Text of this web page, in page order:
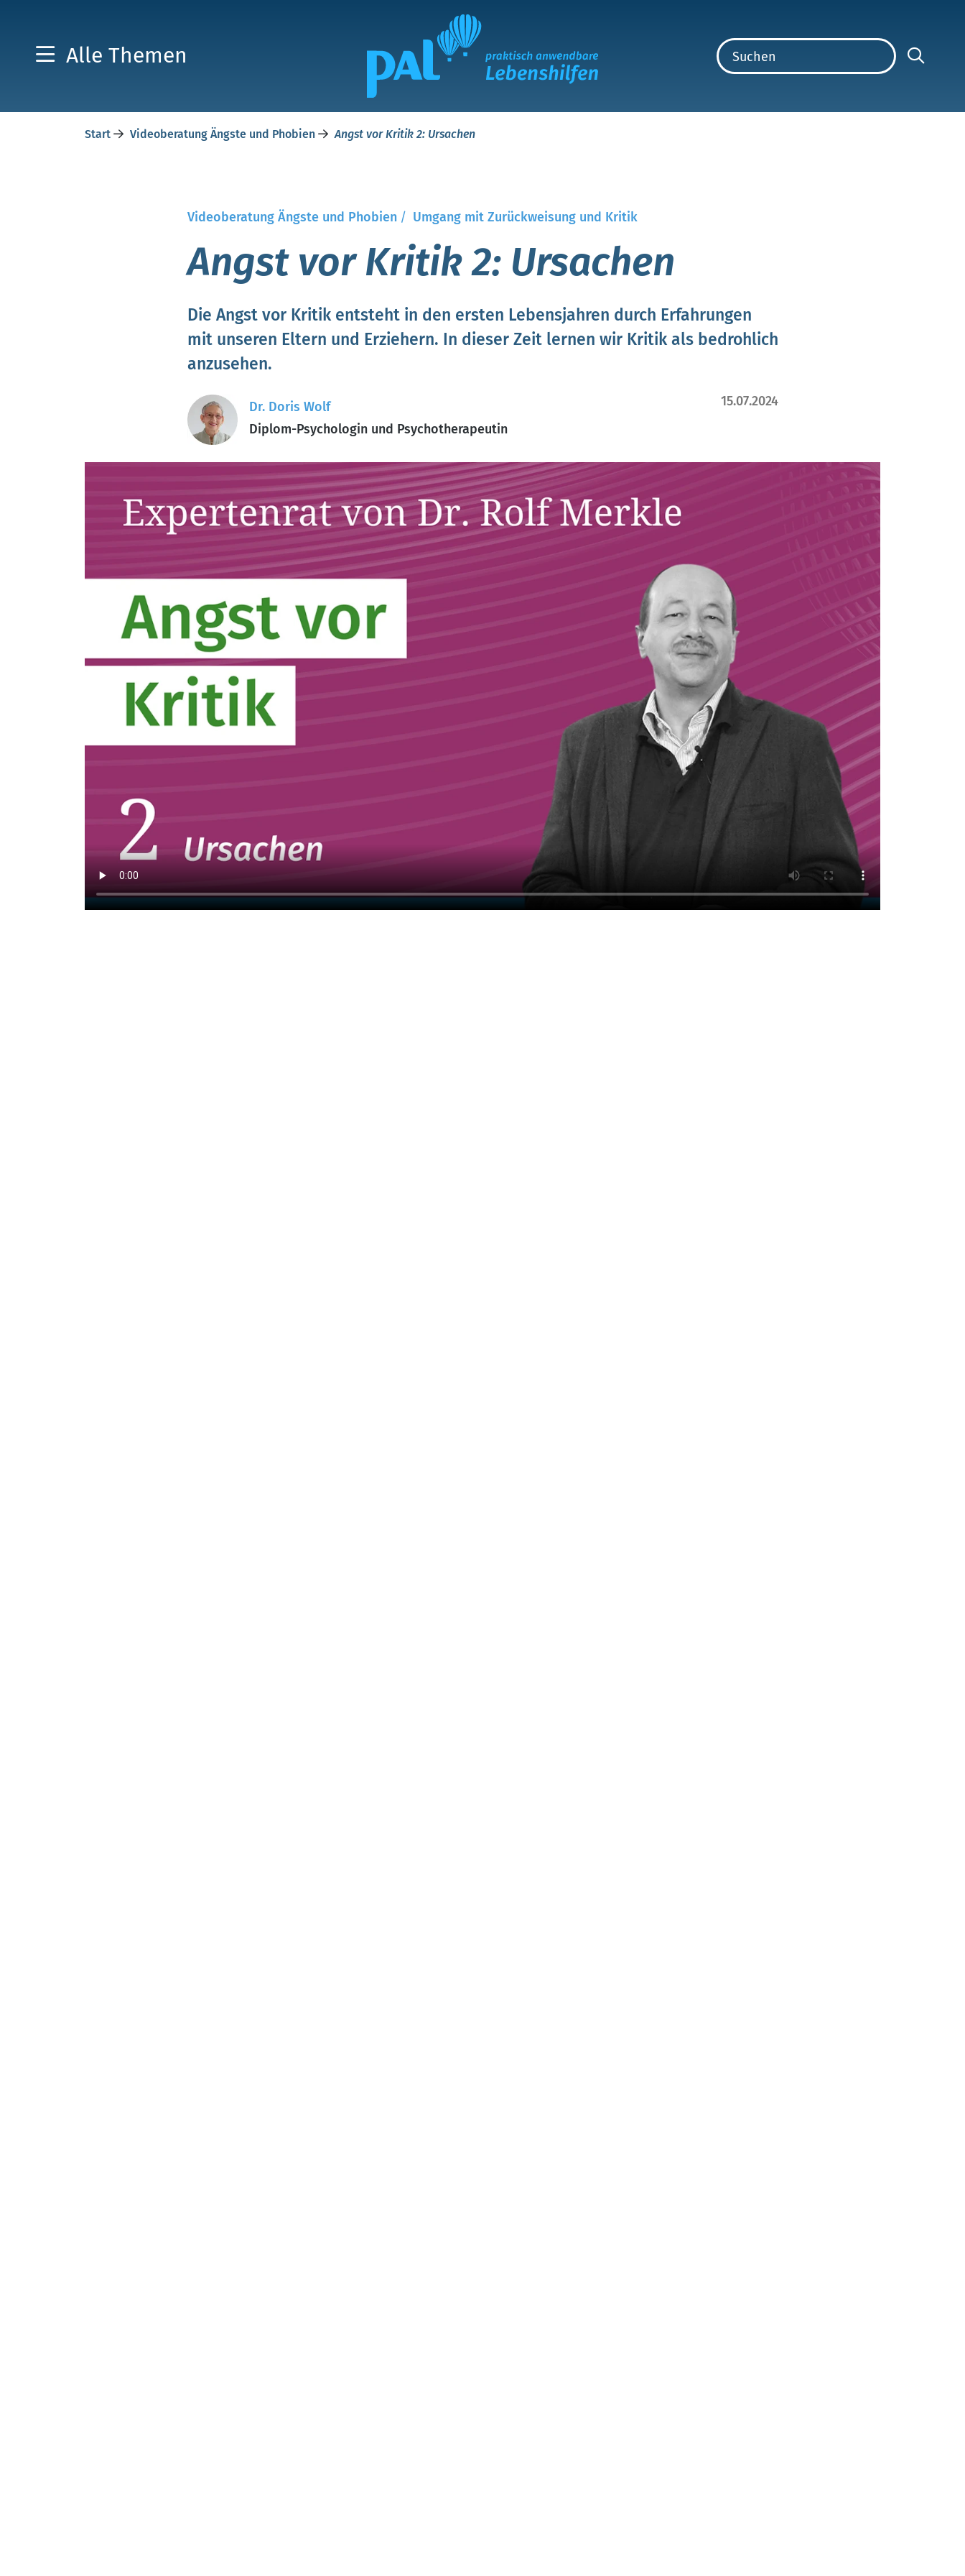
Alle Themen
Start Videoberatung Ängste und Phobien Angst vor Kritik 2: Ursachen
Videoberatung Ängste und Phobien / Umgang mit Zurückweisung und Kritik
Angst vor Kritik 2: Ursachen
Die Angst vor Kritik entsteht in den ersten Lebensjahren durch Erfahrungen
mit unseren Eltern und Erziehern. In dieser Zeit lernen wir Kritik als bedrohlich
anzusehen.
Dr. Doris Wolf
Diplom-Psychologin und Psychotherapeutin
15.07.2024